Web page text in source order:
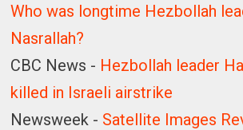
Who was longtime Hezbollah
Nasrallah?
CBC News - Hezbollah leader
killed in Israeli airstrike
Newsweek - Satellite Images